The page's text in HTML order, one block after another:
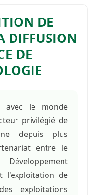
DE
DIFFUSION
DE
avec le monde
privilégié de
depuis plus
entre le
l'exploitation de
exploitations